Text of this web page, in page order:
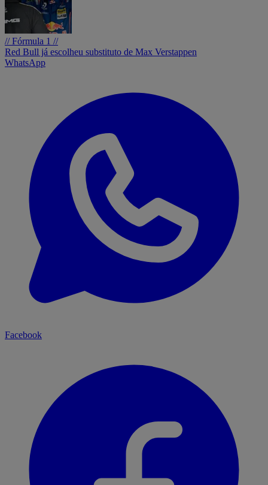
// Fórmula 1 //
Red Bull já escolheu substituto de Max Verstappen
WhatsApp
Facebook